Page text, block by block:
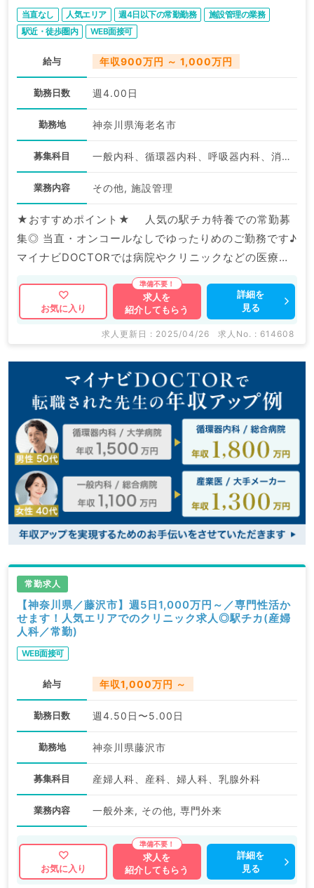
当直なし 人気エリア 週4日以下の常勤勤務
施設管理の業務
駅近・徒歩圏内
WEB面接可
給与 年収900万円 ～ 1,000万円
勤務日数 週4.00日
勤務地 神奈川県海老名市
募集科目 一般内科、循環器内科、呼吸器内科、消化器内科、内分泌・代謝内科、老年内科、外科系全般、一般外科、科目不問
業務内容 その他, 施設管理
★おすすめポイント★ 人気の駅チカ特養での常勤募
集◎ 当直・オンコールなしでゆったりめのご勤務です♪
マイナビDOCTORでは病院やクリニックなどの医療機
関求人はもちろんのこと、 産業医等の企業系求人も多
数扱っています。 求人内容の詳細等はお気軽にお問合
せ下さい。
お気に入り
求人を
紹介してもらう
詳細を
見る
求人更新日 : 2025/04/26 求人No. : 614608
常勤求人
【神奈川県／藤沢市】週5日1,000万円～／専門性活か
せます！人気エリアでのクリニック求人◎駅チカ(産婦
人科／常勤)
WEB面接可
給与 年収1,000万円 ～
勤務日数 週4.50日〜5.00日
勤務地 神奈川県藤沢市
募集科目 産婦人科、産科、婦人科、乳腺外科
業務内容 一般外来, その他, 専門外来
お気に入り
求人を
紹介してもらう
詳細を
見る